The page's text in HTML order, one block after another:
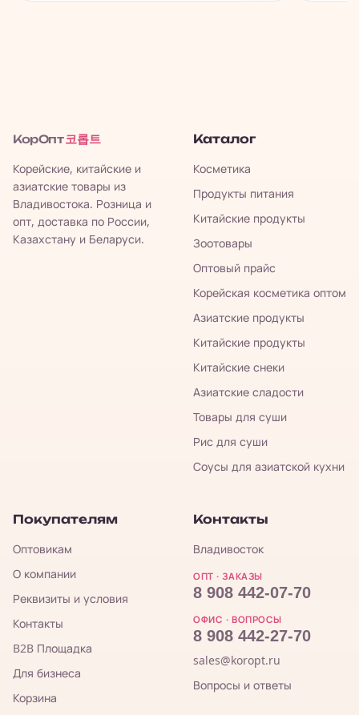
КорОпт 코롭트
Корейские, китайские и
азиатские товары из
Владивостока. Розница и
опт, доставка по России,
Казахстану и Беларуси.
Каталог
Косметика
Продукты питания
Китайские продукты
Зоотовары
Оптовый прайс
Корейская косметика оптом
Азиатские продукты
Китайские продукты
Китайские снеки
Азиатские сладости
Товары для суши
Рис для суши
Соусы для азиатской кухни
Покупателям
Оптовикам
О компании
Реквизиты и условия
Контакты
B2B Площадка
Для бизнеса
Корзина
Контакты
Владивосток
ОПТ · ЗАКАЗЫ
8 908 442-07-70
ОФИС · ВОПРОСЫ
8 908 442-27-70
sales@koropt.ru
Вопросы и ответы